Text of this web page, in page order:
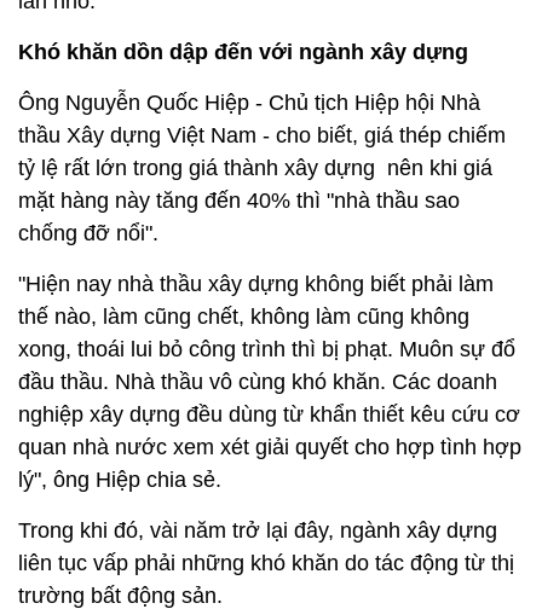
Khó khăn dồn dập đến với ngành xây dựng
Ông Nguyễn Quốc Hiệp - Chủ tịch Hiệp hội Nhà
thầu Xây dựng Việt Nam - cho biết, giá thép chiếm
tỷ lệ rất lớn trong giá thành xây dựng nên khi giá
mặt hàng này tăng đến 40% thì "nhà thầu sao
chống đỡ nổi".
"Hiện nay nhà thầu xây dựng không biết phải làm
thế nào, làm cũng chết, không làm cũng không
xong, thoái lui bỏ công trình thì bị phạt. Muôn sự đổ
đầu thầu. Nhà thầu vô cùng khó khăn. Các doanh
nghiệp xây dựng đều dùng từ khẩn thiết kêu cứu cơ
quan nhà nước xem xét giải quyết cho hợp tình hợp
lý", ông Hiệp chia sẻ.
Trong khi đó, vài năm trở lại đây, ngành xây dựng
liên tục vấp phải những khó khăn do tác động từ thị
trường bất động sản.